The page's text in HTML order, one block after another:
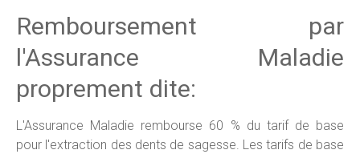
Remboursement par
l'Assurance Maladie
proprement dite:
L'Assurance Maladie rembourse 60 % du tarif de base
pour l'extraction des dents de sagesse. Les tarifs de base